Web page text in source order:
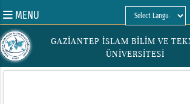
MENU
Powered by
GAZİANTEP İSLAM BİLİM VE
ÜNİVERSİTESİ